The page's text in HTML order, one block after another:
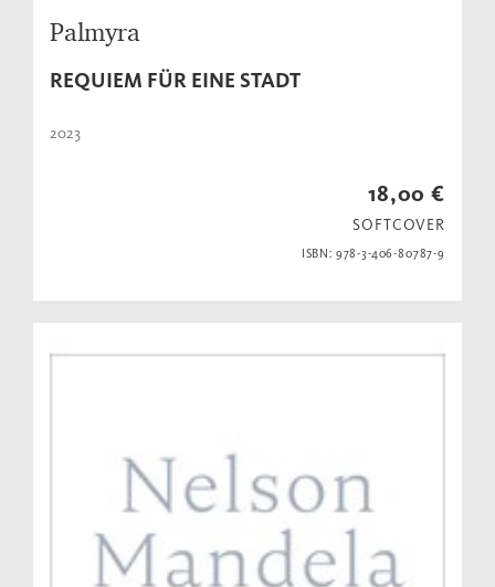
Palmyra
REQUIEM FÜR EINE STADT
2023
18,00 €
SOFTCOVER
ISBN: 978-3-406-80787-9